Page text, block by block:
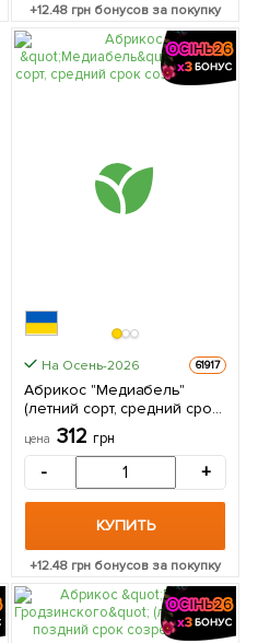
+12.48 грн бонусов за покупку
На Осень-2026 61917
Абрикос "Медиабель"
(летний сорт, средний срок
созревания) 1 саженец в
упаковке
цена 312 грн
- +
КУПИТЬ
+12.48 грн бонусов за покупку